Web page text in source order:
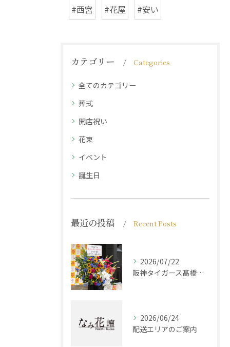
#西宮 #花屋 #安い
カテゴリー Categories
全てのカテゴリー
葬式
開店祝い
花束
イベント
誕生日
最近の投稿 Recent Posts
2026/07/22
阪神タイガース髙橋遥人選手からのご注文
2026/06/24
配送エリアのご案内